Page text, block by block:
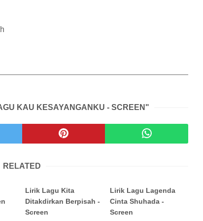
KAU KESAYANGANKU - SCREEN"
RELATED
Lirik Lagu Kita
Ditakdirkan Berpisah -
Screen
Lirik Lagu Lagenda
Cinta Shuhada -
Screen